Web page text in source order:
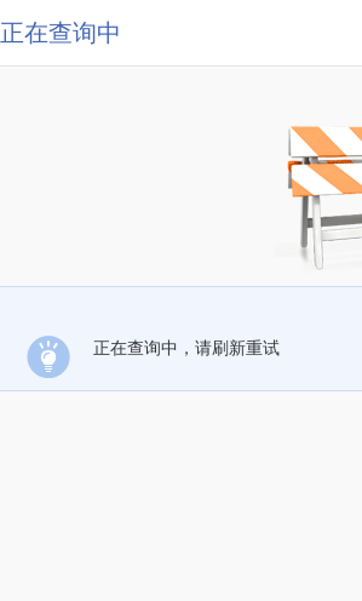
正在查询中
正在查询中，请刷新重试